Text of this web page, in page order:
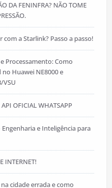
DA FENINFRA? NÃO TOME
a Starlink? Passo a passo!
Processamento: Como
Huawei NE8000 e
VSU
OFICIAL WHATSAPP
Engenharia e Inteligência para
INTERNET!
cidade errada e como